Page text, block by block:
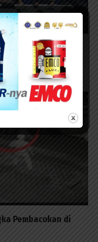
Sekolah
Pembacokan di